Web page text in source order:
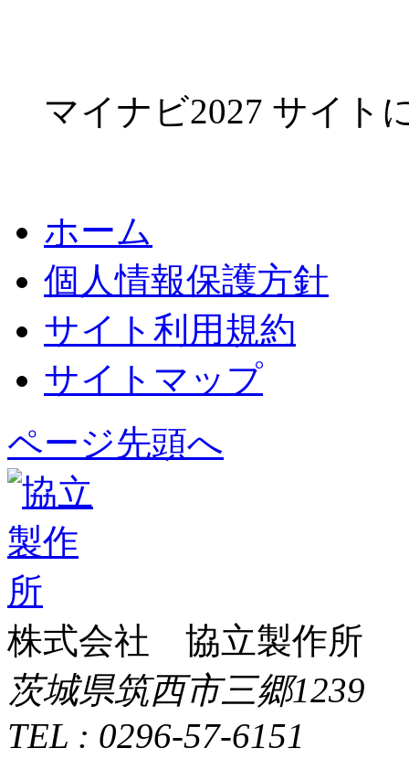
マイナビ2027 サイト
ホーム
個人情報保護方針
サイト利用規約
サイトマップ
ページ先頭へ
株式会社 協立製作所
茨城県筑西市三郷1239
TEL : 0296-57-6151